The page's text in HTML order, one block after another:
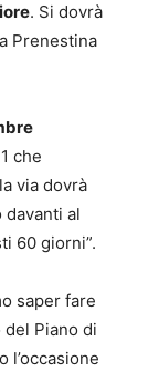
. Si dovrà
Prenestina
che
via dovrà
al
60 giorni”.
saper fare
Piano di
l’occasione